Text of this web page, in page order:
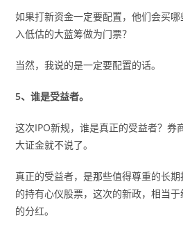
如果打新资金一定要配置，他们会买
入低估的大蓝筹做为门票？
当然，我说的是一定要配置的话。
5、谁是受益者。
这次IPO新规，谁是真正的受益者？券
大证金就不说了。
真正的受益者，是那些值得尊重的长
的持有心仪股票，这次的新政，相当
的分红。